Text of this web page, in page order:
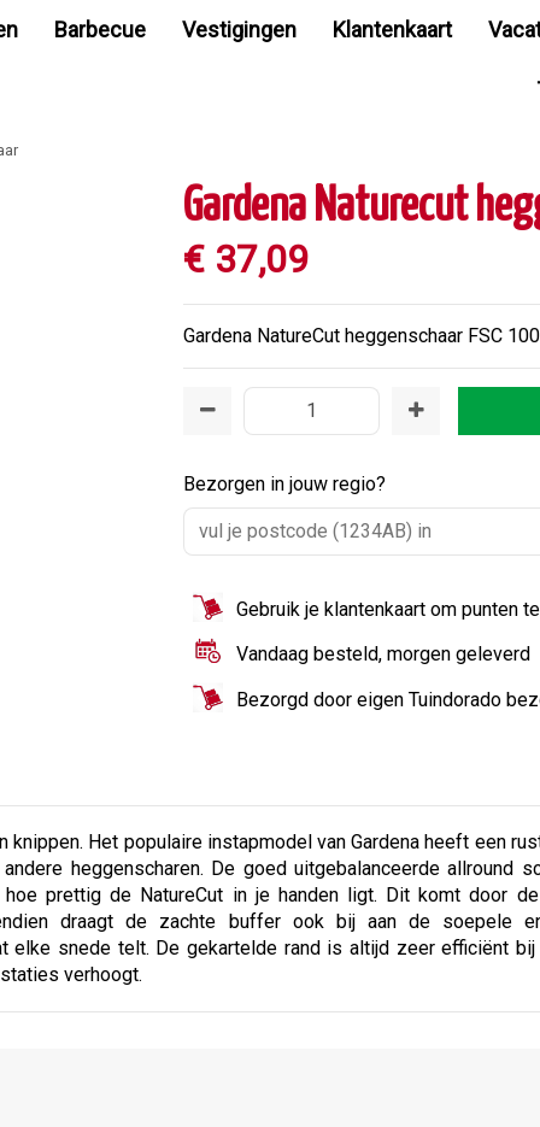
Barbecue Vestigingen Klantenkaart
Gardena Naturecut
€ 37,09
Gardena NatureCut heggenschaar FSC
Bezorgen in jouw regio?
Gebruik je klantenkaart om punten
Vandaag besteld, morgen geleverd
Bezorgd door eigen Tuindorado
knippen. Het populaire instapmodel van Gardena heeft een
heggenscharen. De goed uitgebalanceerde allround
prettig de NatureCut in je handen ligt. Dit komt door
draagt de zachte buffer ook bij aan de soepele
elke snede telt. De gekartelde rand is altijd zeer efficiënt
verhoogt.